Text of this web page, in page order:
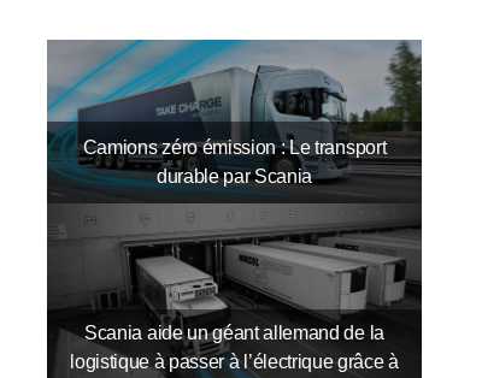
Camions zéro émission : Le transport
durable par Scania
Scania aide un géant allemand de la
logistique à passer à l’électrique grâce à